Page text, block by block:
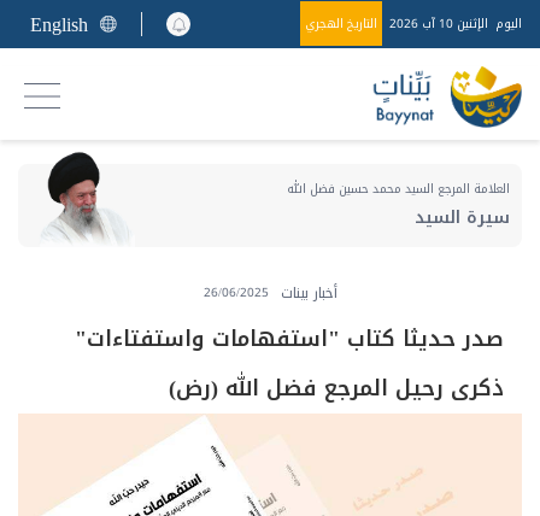
اليوم الإثنين 10 آب 2026 التاريخ الهجري English
العلامة المرجع السيد محمد حسين فضل الله
سيرة السيد
أخبار بينات 26/06/2025
صدر حديثا كتاب "استفهامات واستفتاءات"
ذكرى رحيل المرجع فضل الله (رض)